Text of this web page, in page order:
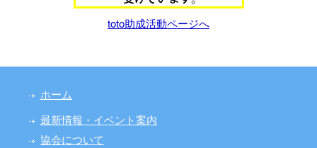
toto助成活動ページへ
ホーム
最新情報・イベント案内
協会について